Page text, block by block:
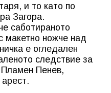
и то като по
Загора.
саботираното
макетно ножче над
е огледален
следствие за
Пенев,